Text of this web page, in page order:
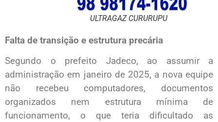
ULTRAGAZ CURURUPU
Falta de transição e estrutura precária
Segundo o prefeito Jadeco, ao assumir a
administração em janeiro de 2025, a nova equipe
não recebeu computadores, documentos
organizados nem estrutura mínima de
funcionamento, o que teria dificultado as